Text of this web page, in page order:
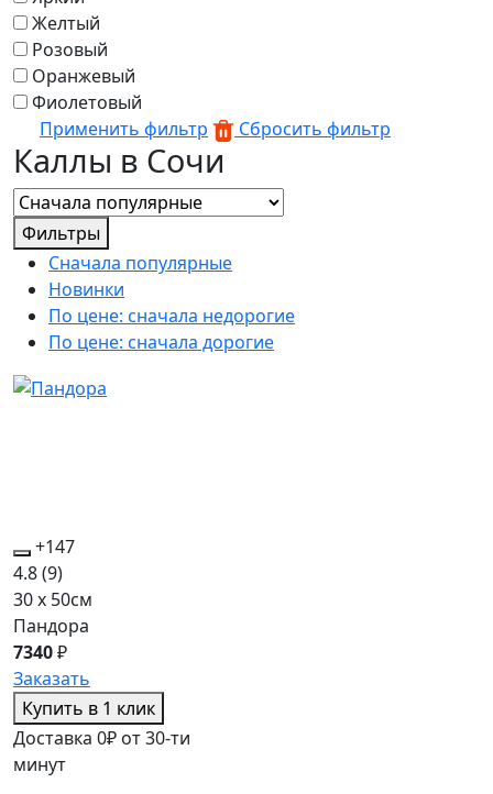
Желтый
Розовый
Оранжевый
Фиолетовый
Применить фильтр
Сбросить фильтр
Каллы в Сочи
Фильтры
Сначала популярные
Новинки
По цене: сначала недорогие
По цене: сначала дорогие
+147
4.8(9)
30 x 50см
Пандора
7340₽
Заказать
Купить в 1 клик
Доставка 0₽ от 30-ти
минут